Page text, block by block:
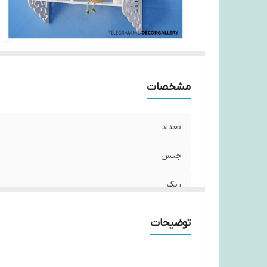
مشخصات
تعداد
جنس
رنگ
توضیحات